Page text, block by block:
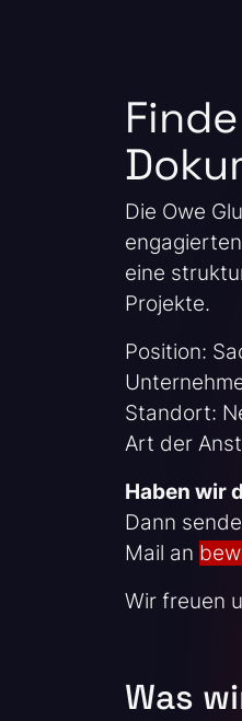
Die Owe
eine
Projekte.
Position:
Standort:
Art der
Haben wir
Dann
Mail an
Wir freuen
Was